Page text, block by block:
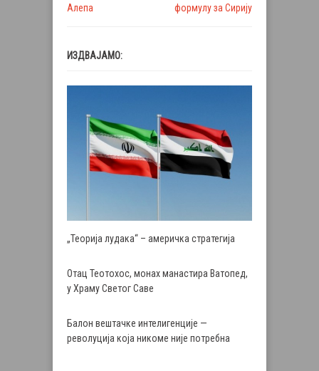
Алепа
формулу за Сирију
ИЗДВАЈАМО:
„Теорија лудака“ – америчка стратегија
Отац Теотохос, монах манастира Ватопед,
у Храму Светог Саве
Балон вештачке интелигенције —
револуција која никоме није потребна